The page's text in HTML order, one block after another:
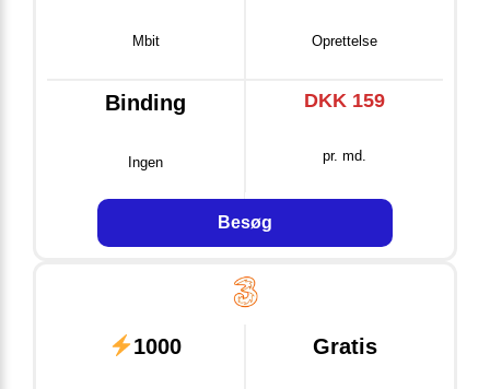
Mbit Oprettelse
Binding
Ingen
DKK 159
pr. md.
Besøg
1000 Gratis